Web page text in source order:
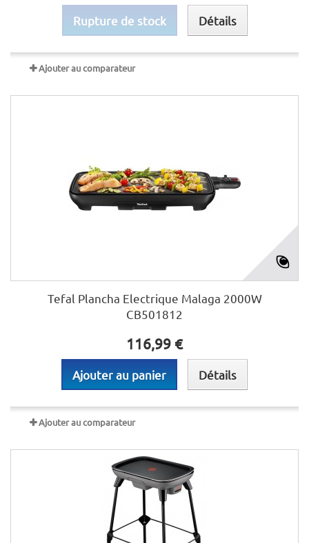
Rupture de stock Détails
Ajouter au comparateur
Tefal Plancha Electrique Malaga 2000W
CB501812
116,99 €
Ajouter au panier Détails
Ajouter au comparateur